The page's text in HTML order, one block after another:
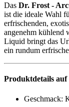
Das Dr. Frost -
ist die ideale Wahl
erfrischenden,
angenehm kühlend
Liquid bringt das
ein rundum
Produktdetails auf
Geschmack: